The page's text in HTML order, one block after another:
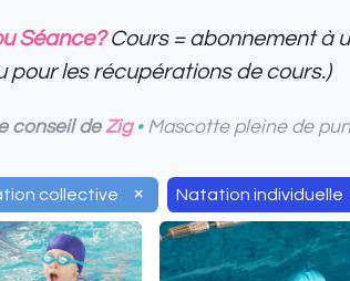
Séance?Cours = abonnement à
pour les récupérations de cours.)
conseil deZig •Mascotte pleine de
collective × Natation individuelle